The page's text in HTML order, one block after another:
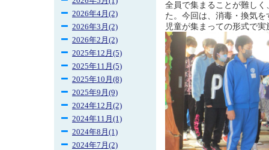
2026年4月(2)
2026年3月(2)
2026年2月(2)
2025年12月(5)
2025年11月(5)
2025年10月(8)
2025年9月(9)
2024年12月(2)
2024年11月(1)
2024年8月(1)
2024年7月(2)
全員で集まることが難し
た。今回は、消毒・換気
児童が集まっての形式で実